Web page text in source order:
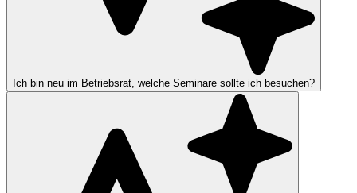
Ich bin neu im Betriebsrat, welche Seminare sollte ich besuchen?